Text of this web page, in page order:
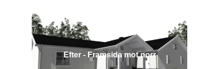
Efter - Framsida mot norr